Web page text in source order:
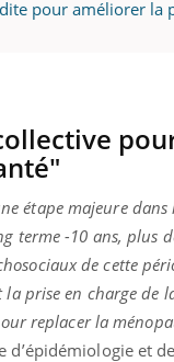
pour améliorer la
étape majeure
terme -10 ans, plus
de cette
prise en charge de la
replacer la
d’épidémiologie et
prévenirYoutube